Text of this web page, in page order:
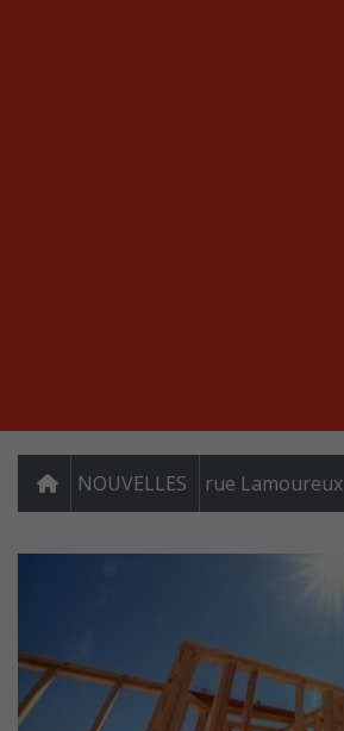
NOUVELLES rue Lamoureux